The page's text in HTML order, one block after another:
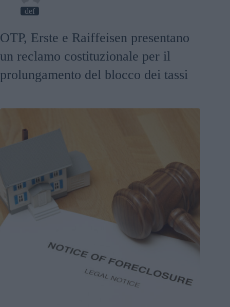
def
OTP, Erste e Raiffeisen presentano
un reclamo costituzionale per il
prolungamento del blocco dei tassi